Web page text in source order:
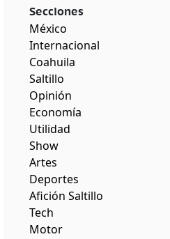
Secciones
México
Internacional
Coahuila
Saltillo
Opinión
Economía
Utilidad
Show
Artes
Deportes
Afición Saltillo
Tech
Motor